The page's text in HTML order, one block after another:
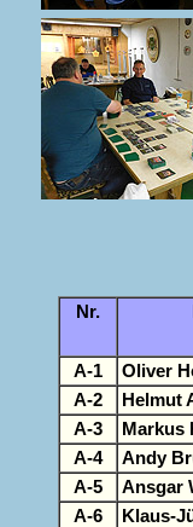
Nr.
A-1
Oliver
A-2
Helmut
A-3
Markus
A-4
Andy
A-5
Ansgar
A-6
Klaus-